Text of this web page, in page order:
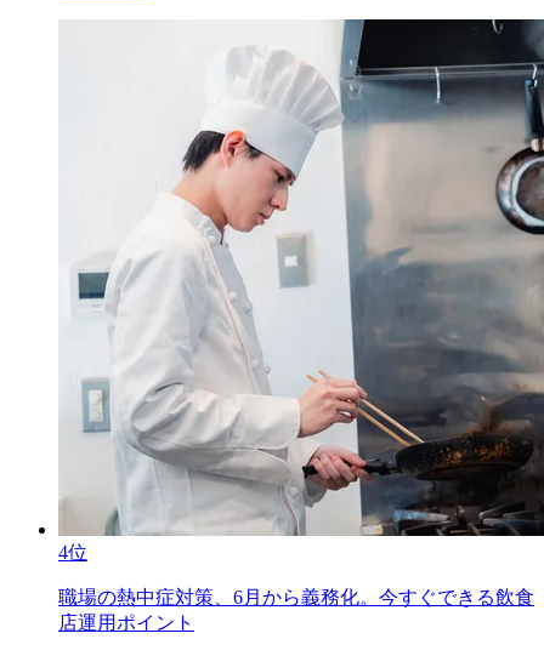
4位
職場の熱中症対策、6月から義務化。今すぐできる飲食
店運用ポイント